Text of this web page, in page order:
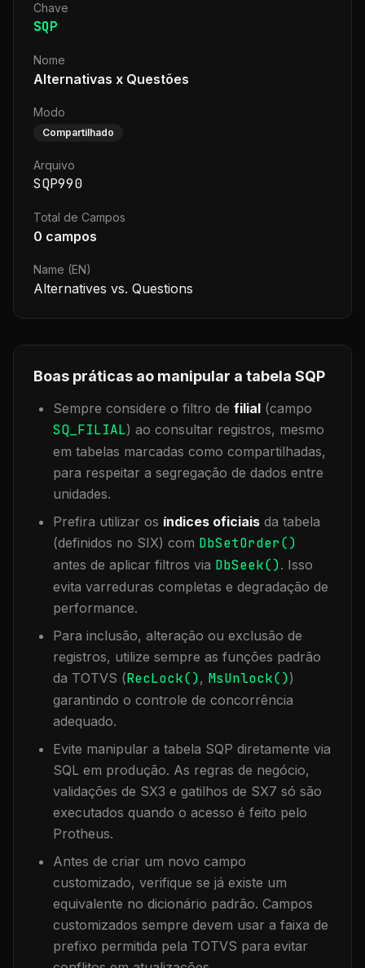
Chave
SQP
Nome
Alternativas x Questões
Modo
Compartilhado
Arquivo
SQP990
Total de Campos
0 campos
Name (EN)
Alternatives vs. Questions
Boas práticas ao manipular a tabela SQP
Sempre considere o filtro de filial (campo
SQ_FILIAL) ao consultar registros, mesmo
em tabelas marcadas como compartilhadas,
para respeitar a segregação de dados entre
unidades.
Prefira utilizar os índices oficiais da tabela
(definidos no SIX) com DbSetOrder()
antes de aplicar filtros via DbSeek(). Isso
evita varreduras completas e degradação de
performance.
Para inclusão, alteração ou exclusão de
registros, utilize sempre as funções padrão
da TOTVS (RecLock(), MsUnlock())
garantindo o controle de concorrência
adequado.
Evite manipular a tabela SQP diretamente via
SQL em produção. As regras de negócio,
validações de SX3 e gatilhos de SX7 só são
executados quando o acesso é feito pelo
Protheus.
Antes de criar um novo campo
customizado, verifique se já existe um
equivalente no dicionário padrão. Campos
customizados sempre devem usar a faixa de
prefixo permitida pela TOTVS para evitar